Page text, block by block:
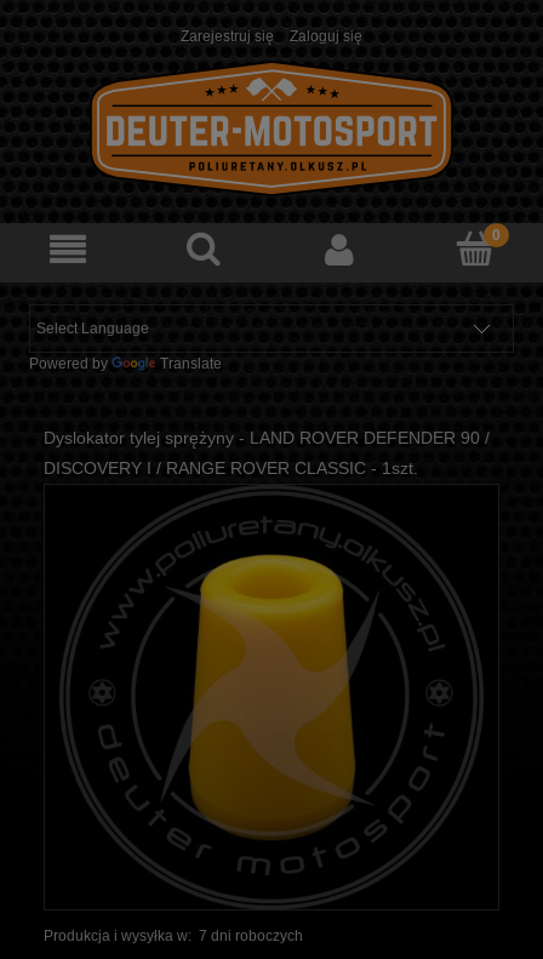
Zarejestruj się Zaloguj się
Powered by Translate
Dyslokator tylej sprężyny - LAND ROVER DEFENDER 90 /
DISCOVERY I / RANGE ROVER CLASSIC - 1szt.
Produkcja i wysyłka w: 7 dni roboczych